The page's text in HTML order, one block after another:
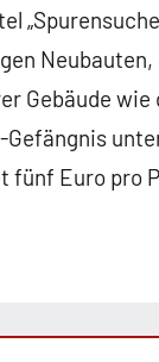
Gebäude
Gefängnis
fünf Euro pro